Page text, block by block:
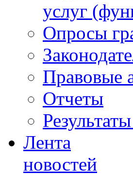
услуг
Опросы
Правовые
Отчеты
Лента
новостей